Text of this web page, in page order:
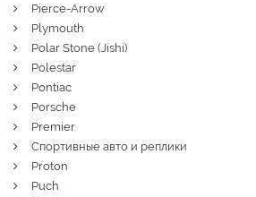
Pierce-Arrow
Plymouth
Polar Stone (Jishi)
Polestar
Pontiac
Porsche
Premier
Спортивные авто и реплики
Proton
Puch